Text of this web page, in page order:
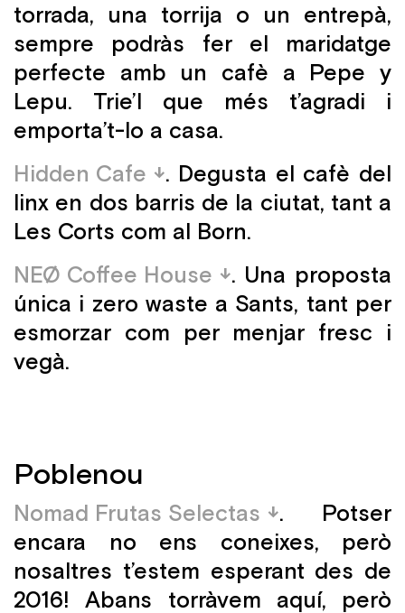
torrada, una torrija o un entrepà,
sempre podràs fer el maridatge
perfecte amb un cafè a Pepe y
Lepu. Trie’l que més t’agradi i
emporta’t-lo a casa.
Hidden Cafe
. Degusta el cafè del
linx en dos barris de la ciutat, tant a
Les Corts com al Born.
NEØ Coffee House
. Una proposta
única i zero waste a Sants, tant per
esmorzar com per menjar fresc i
vegà.
Poblenou
Nomad Frutas Selectas
. Potser
encara no ens coneixes, però
nosaltres t’estem esperant des de
2016! Abans torràvem aquí, però